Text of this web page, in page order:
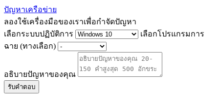
ปัญหาเครือข่าย
ลองใช้เครื่องมือของเราเพื่อกำจัดปัญหา
เลือกระบบปฏิบัติการ
เลือกโปรแกรมการ
ฉาย (ทางเลือก)
อธิบายปัญหาของคุณ
รับคำตอบ